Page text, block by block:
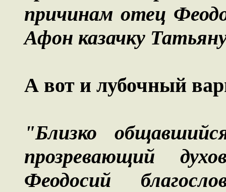
причинам отец
Афон казачку
А вот и лубочный
"Близко
прозревающий
Феодосий